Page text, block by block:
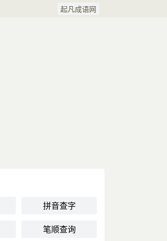
起凡成语网
拼音查字
笔顺查询